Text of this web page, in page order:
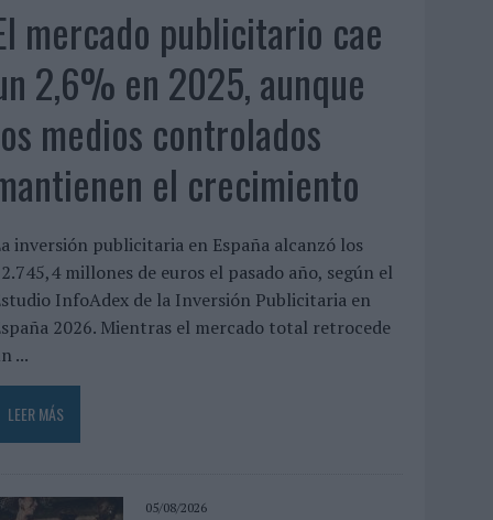
mercado publicitario cae
2,6% en 2025, aunque
medios controlados
el crecimiento
inversión publicitaria en España alcanzó los
millones de euros el pasado año, según el
InfoAdex de la Inversión Publicitaria en
2026. Mientras el mercado total retrocede
...
LEER MÁS
05/08/2026